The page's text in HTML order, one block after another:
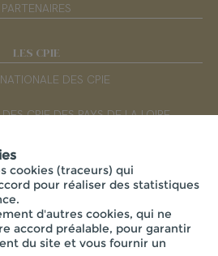
PARTENAIRES
LES CPIE
DES CPIE
CPIE DES PAYS DE LA LOIRE
SOCIAUX
cookies (traceurs) qui
pour réaliser des statistiques
d'autres cookies, qui ne
accord préalable, pour garantir
du site et vous fournir un